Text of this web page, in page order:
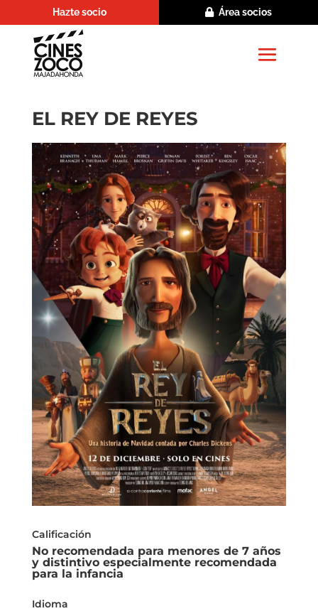
Hazte socio Área socios
EL REY DE REYES
Calificación
No recomendada para menores de 7 años
y distintivo especialmente recomendada
para la infancia
Idioma